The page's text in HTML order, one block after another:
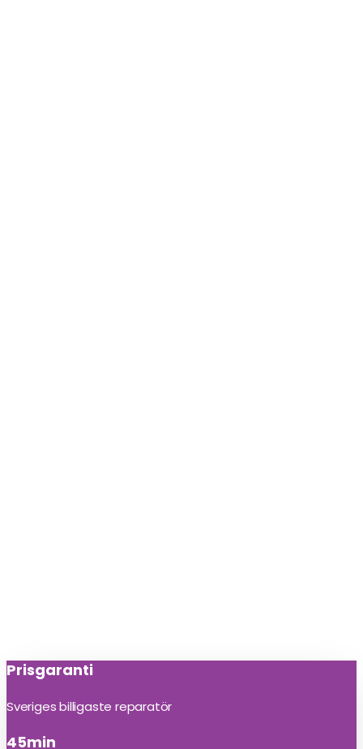
Prisgaranti
Sveriges billigaste reparatör
45min